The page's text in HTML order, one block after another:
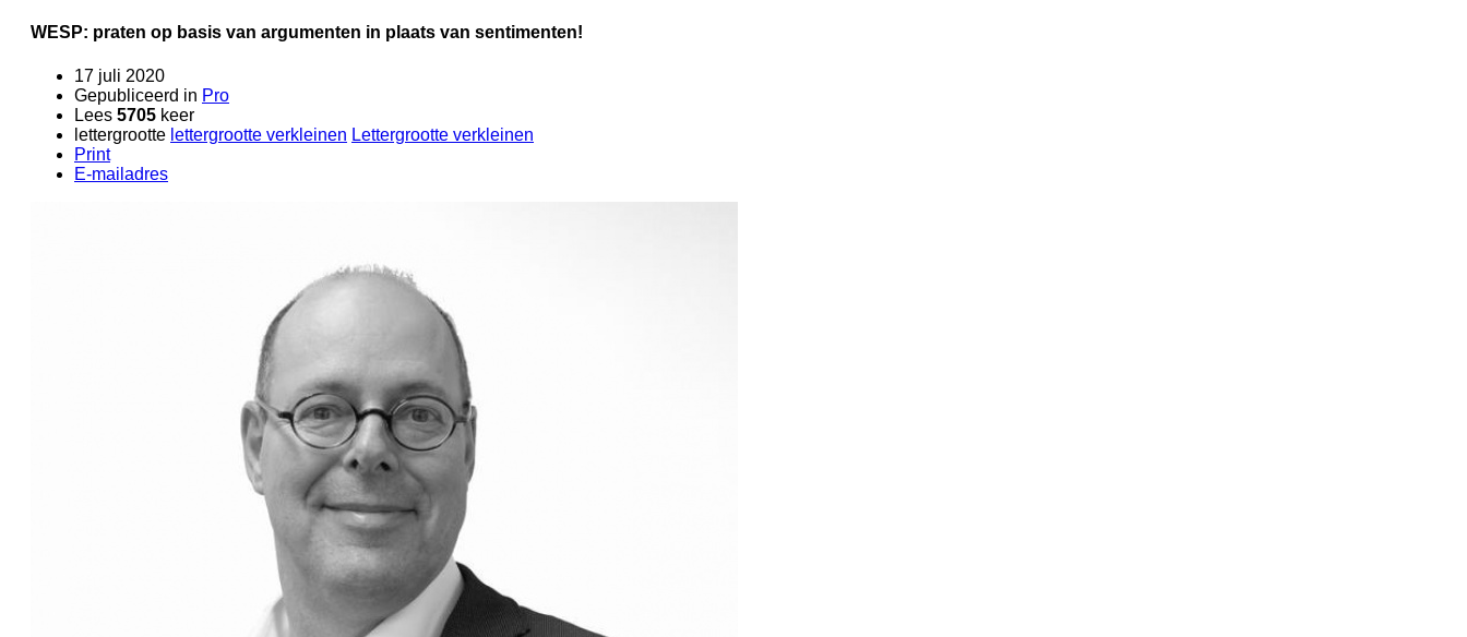
WESP: praten op basis van argumenten in plaats van sentimenten!
17 juli 2020
Gepubliceerd in Pro
Lees 5705 keer
lettergrootte lettergrootte verkleinen Lettergrootte verkleinen
Print
E-mailadres